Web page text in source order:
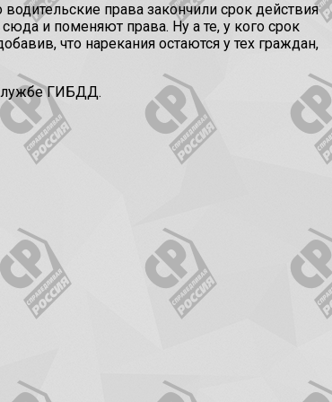
права закончили срок действия
и поменяют права. Ну а те, у кого срок
что нарекания остаются у тех граждан,
службе ГИБДД.